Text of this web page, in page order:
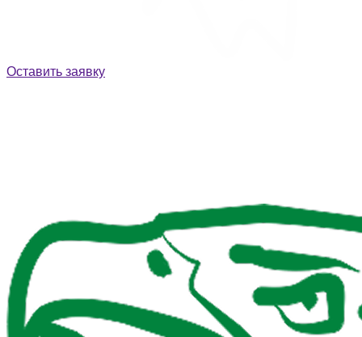
Оставить заявку